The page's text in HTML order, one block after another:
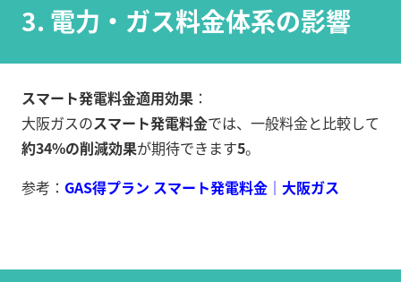
3. 電力・ガス料金体系の影響
スマート発電料金適用効果 ：
大阪ガスのスマート発電料金では、一般料金と比較して
約34%の削減効果が期待できます5。
参考： GAS得プラン スマート発電料金｜大阪ガス